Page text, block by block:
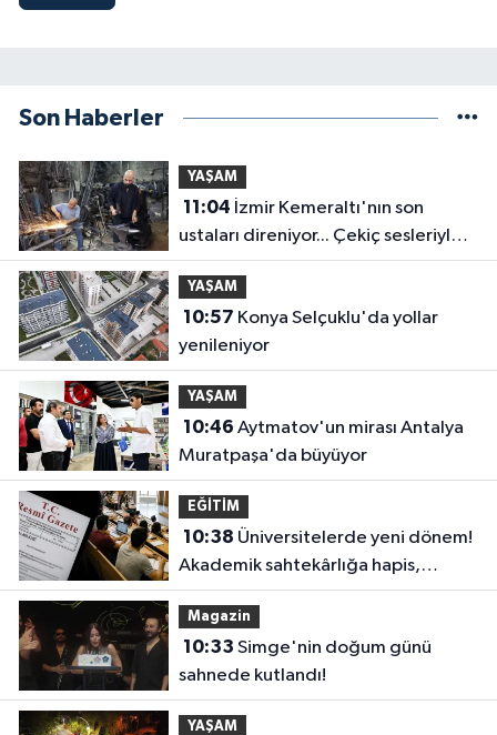
Son Haberler
YAŞAM
11:04
ustaları direniyor... Çekiç sesleriyle
yaşayan miras
YAŞAM
10:57
yenileniyor
YAŞAM
10:46
Muratpaşa'da büyüyor
EĞİTİM
10:38
Akademik sahtekârlığa hapis,
öğrencilere dönüş yolu
Magazin
10:33
sahnede kutlandı!
YAŞAM